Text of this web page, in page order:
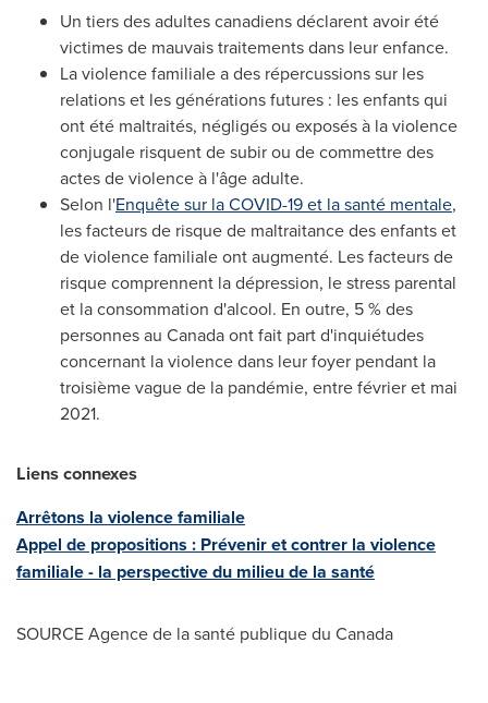
Un tiers des adultes canadiens déclarent avoir été
victimes de mauvais traitements dans leur enfance.
La violence familiale a des répercussions sur les
relations et les générations futures : les enfants qui
ont été maltraités, négligés ou exposés à la violence
conjugale risquent de subir ou de commettre des
actes de violence à l'âge adulte.
Selon l'Enquête sur la COVID-19 et la santé mentale,
les facteurs de risque de maltraitance des enfants et
de violence familiale ont augmenté. Les facteurs de
risque comprennent la dépression, le stress parental
et la consommation d'alcool. En outre, 5 % des
personnes au Canadaont fait part d'inquiétudes
concernant la violence dans leur foyer pendant la
troisième vague de la pandémie, entre février et mai
2021.
Liens connexes
Arrêtons la violence familiale
Appel de propositions : Prévenir et contrer la violence
familiale - la perspective du milieu de la santé
SOURCE Agence de la santé publique du Canada